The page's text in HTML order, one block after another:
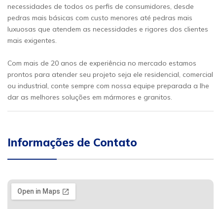
necessidades de todos os perfis de consumidores, desde
pedras mais básicas com custo menores até pedras mais
luxuosas que atendem as necessidades e rigores dos clientes
mais exigentes.
Com mais de 20 anos de experiência no mercado estamos
prontos para atender seu projeto seja ele residencial, comercial
ou industrial, conte sempre com nossa equipe preparada a lhe
dar as melhores soluções em mármores e granitos.
Informações de Contato